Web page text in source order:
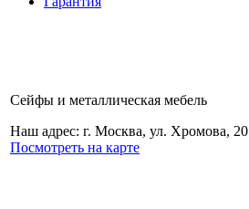
Сейфы и металлическая мебель
Наш адрес: г. Москва, ул. Хромова, 20
Посмотреть на карте